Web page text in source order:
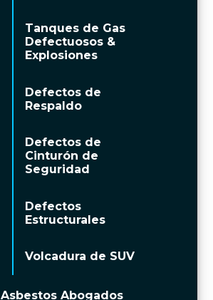
Tanques de Gas
Defectuosos &
Explosiones
Defectos de
Respaldo
Defectos de
Cinturón de
Seguridad
Defectos
Estructurales
Volcadura de SUV
Asbestos Abogados